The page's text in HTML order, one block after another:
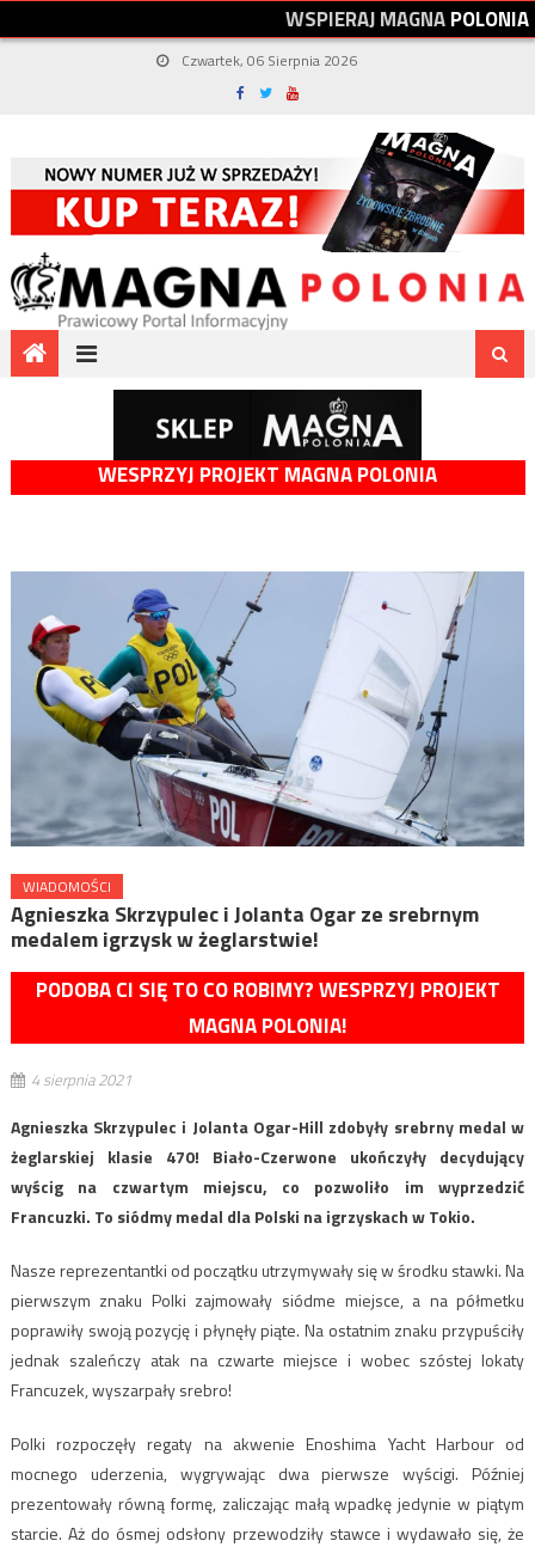
WSPIERAJMAGNAPOLONIA
Czwartek, 06 Sierpnia 2026
WESPRZYJ PROJEKT MAGNA POLONIA
WIADOMOŚCI
Agnieszka Skrzypulec i Jolanta Ogar ze srebrnym
medalem igrzysk w żeglarstwie!
PODOBA CI SIĘ TO CO ROBIMY? WESPRZYJ PROJEKT
MAGNA POLONIA!
4 sierpnia 2021
Agnieszka Skrzypulec i Jolanta Ogar-Hill zdobyły srebrny medal w
żeglarskiej klasie 470! Biało-Czerwone ukończyły decydujący
wyścig na czwartym miejscu, co pozwoliło im wyprzedzić
Francuzki. To siódmy medal dla Polski na igrzyskach w Tokio.
Nasze reprezentantki od początku utrzymywały się w środku stawki. Na
pierwszym znaku Polki zajmowały siódme miejsce, a na półmetku
poprawiły swoją pozycję i płynęły piąte. Na ostatnim znaku przypuściły
jednak szaleńczy atak na czwarte miejsce i wobec szóstej lokaty
Francuzek, wyszarpały srebro!
Polki rozpoczęły regaty na akwenie Enoshima Yacht Harbour od
mocnego uderzenia, wygrywając dwa pierwsze wyścigi. Później
prezentowały równą formę, zaliczając małą wpadkę jedynie w piątym
starcie. Aż do ósmej odsłony przewodziły stawce i wydawało się, że